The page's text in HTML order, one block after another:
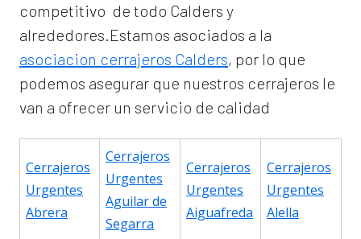
competitivo de todo Calders y
alrededores.Estamos asociados a la
asociacion cerrajeros Calders, por lo que
podemos asegurar que nuestros cerrajeros le
van a ofrecer un servicio de calidad
Cerrajeros
Urgentes
Abrera
Cerrajeros
Urgentes
Aguilar de
Segarra
Cerrajeros
Urgentes
Aiguafreda
Cerrajeros
Urgentes
Alella